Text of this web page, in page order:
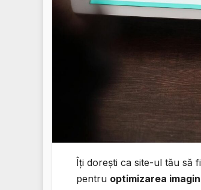
Îți dorești ca site-ul tău să
pentru optimizarea